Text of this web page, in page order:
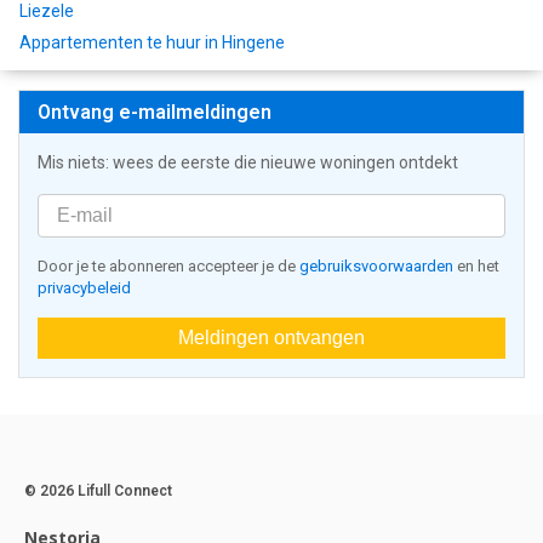
Liezele
Appartementen te huur in Hingene
Ontvang e-mailmeldingen
Mis niets: wees de eerste die nieuwe woningen ontdekt
Door je te abonneren accepteer je de gebruiksvoorwaarden en het
privacybeleid
Meldingen ontvangen
© 2026 Lifull Connect
Nestoria